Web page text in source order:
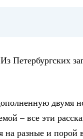
Петербургских
двумя
– все эти
на разные и